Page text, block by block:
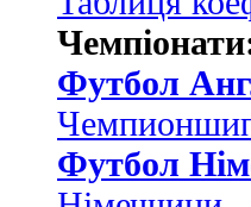
Футбол
Футбол